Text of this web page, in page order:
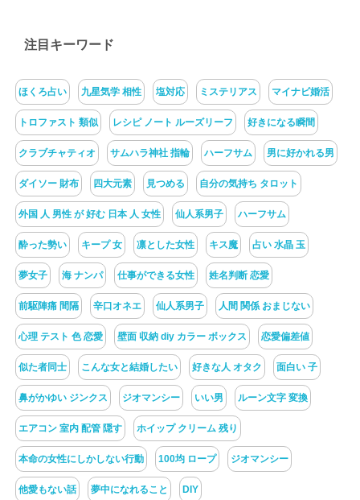
注目キーワード
ほくろ占い 九星気学 相性 塩対応 ミステリアス マイナビ婚活
トロファスト 類似 レシピ ノート ルーズリーフ 好きになる瞬間
クラブチャティオ サムハラ神社 指輪 ハーフサム 男に好かれる男
ダイソー 財布 四大元素 見つめる 自分の気持ち タロット
外国 人 男性 が 好む 日本 人 女性 仙人系男子 ハーフサム
酔った勢い キープ 女 凛とした女性 キス魔 占い 水晶 玉
夢女子 海 ナンパ 仕事ができる女性 姓名判断 恋愛
前駆陣痛 間隔 辛口オネエ 仙人系男子 人間 関係 おまじない
心理 テスト 色 恋愛 壁面 収納 diy カラー ボックス 恋愛偏差値
似た者同士 こんな女と結婚したい 好きな人 オタク 面白い 子
鼻がかゆい ジンクス ジオマンシー いい男 ルーン文字 変換
エアコン 室内 配管 隠す ホイップ クリーム 残り
本命の女性にしかしない行動 100均 ロープ ジオマンシー
他愛もない話 夢中になれること DIY